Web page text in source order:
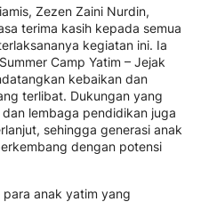
Zezen Zaini Nurdin,
terima kasih kepada semua
kegiatan ini. Ia
Camp Yatim – Jejak
kebaikan dan
terlibat. Dukungan yang
lembaga pendidikan juga
sehingga generasi anak
dengan potensi
anak yatim yang